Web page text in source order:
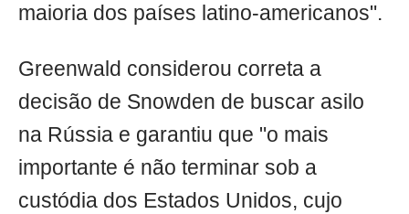
maioria dos países latino-americanos".
Greenwald considerou correta a
decisão de Snowden de buscar asilo
na Rússia e garantiu que "o mais
importante é não terminar sob a
custódia dos Estados Unidos, cujo